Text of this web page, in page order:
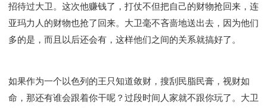
招待过大卫。这次他赚钱了，打仗不但把自己的财物抢回来，连
亚玛力人的财物也抢了回来。大卫毫不吝啬地送出去，因为他们
多的是，而且以后还会有，这样他们之间的关系就搞好了。
如果作为一个以色列的王只知道敛财，搜刮民脂民膏，视财如
命，那还有谁会跟着你干呢？过段时间人家就不跟你玩了。大卫